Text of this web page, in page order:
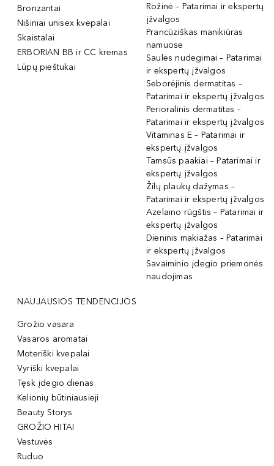
Bronzantai
Nišiniai unisex kvepalai
Skaistalai
ERBORIAN BB ir CC kremas
Lūpų pieštukai
Rožinė – Patarimai ir ekspertų
įžvalgos
Prancūziškas manikiūras
namuose
Saulės nudegimai – Patarimai
ir ekspertų įžvalgos
Seborėjinis dermatitas –
Patarimai ir ekspertų įžvalgos
Perioralinis dermatitas –
Patarimai ir ekspertų įžvalgos
Vitaminas E – Patarimai ir
ekspertų įžvalgos
Tamsūs paakiai – Patarimai ir
ekspertų įžvalgos
Žilų plaukų dažymas –
Patarimai ir ekspertų įžvalgos
Azelaino rūgštis – Patarimai ir
ekspertų įžvalgos
Dieninis makiažas – Patarimai
ir ekspertų įžvalgos
Savaiminio įdegio priemonės
naudojimas
NAUJAUSIOS TENDENCIJOS
Grožio vasara
Vasaros aromatai
Moteriški kvepalai
Vyriški kvepalai
Tęsk įdegio dienas
Kelionių būtiniausieji
Beauty Storys
GROŽIO HITAI
Vestuvės
Ruduo